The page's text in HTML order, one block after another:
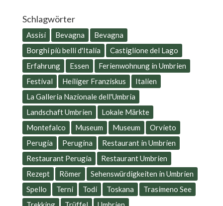
Schlagwörter
Assisi Bevagna
Bevagna
Borghi più belli d'Italia
Castiglione del Lago
Erfahrung
Essen
Ferienwohnung in Umbrien
Festival
Heiliger Franziskus
Italien
La Galleria Nazionale dell'Umbria
Landschaft Umbrien
Lokale Märkte
Montefalco
Museum Museum
Orvieto
Perugia
Perugina
Restaurant in Umbrien
Restaurant Perugia
Restaurant Umbrien
Rezept
Römer
Sehenswürdigkeiten in Umbrien
Spello
Terni Todi Toskana
Trasimeno See